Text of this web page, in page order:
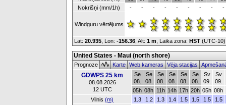
Nokrišņi (mm/1h)
- - - - - - - - -
Windguru vērtējums
Lat: 20.935 , Lon: -156.36 Alt: 1 m , Laika zona: HST (UTC-
United States - Maui (north shore)
Prognoze KarteWeb kamerasVēja stacijas
GDWPS 25 km
08.08.2026
12 UTC
Se
08.
Se
08.
Se
08.
Se
08.
Se
08.
Se
08.
Sv
09.
Sv
09.
05h 08h 11h 14h 17h 20h 05h 08h
Vilnis (m) 1.3 1.2 1.3 1.4 1.5 1.5 1.5
1.5